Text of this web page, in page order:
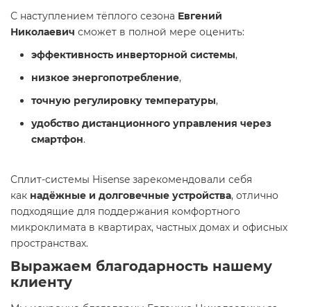
С наступлением тёплого сезона Евгений
Николаевич сможет в полной мере оценить:
эффективность инверторной системы,
низкое энергопотребление,
точную регулировку температуры,
удобство дистанционного управления через
смартфон.
Сплит-системы Hisense зарекомендовали себя
как надёжные и долговечные устройства, отлично
подходящие для поддержания комфортного
микроклимата в квартирах, частных домах и офисных
пространствах.
Выражаем благодарность нашему
клиенту